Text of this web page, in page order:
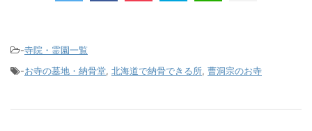
-寺院・霊園一覧
-お寺の墓地・納骨堂, 北海道で納骨できる所, 曹洞宗のお寺